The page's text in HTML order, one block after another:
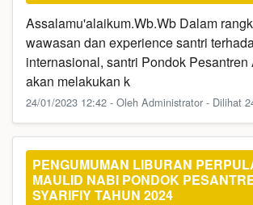
Assalamu'alaikum.Wb.Wb Dalam
wawasan dan experience santri
internasional, santri Pondok
akan melakukan k
24/01/2023 12:42 - Oleh Administrator - Dilihat
PENGUMUMAN LIBURAN
MAULID NABI PONDOK
SYARIFIY TAHUN 2024